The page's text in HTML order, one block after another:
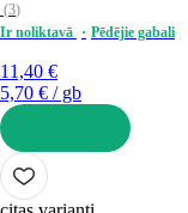
(3)
Ir noliktavā
Pēdējie gabali
11,40 €
5,70 € / gb
LIKT GROZĀ